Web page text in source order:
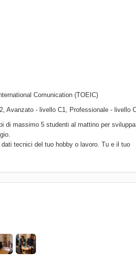
Comunication (TOEIC)
Avanzato - livello C1, Professionale - livello
di massimo 5 studenti al mattino per
tecnici del tuo hobby o lavoro. Tu e il tuo